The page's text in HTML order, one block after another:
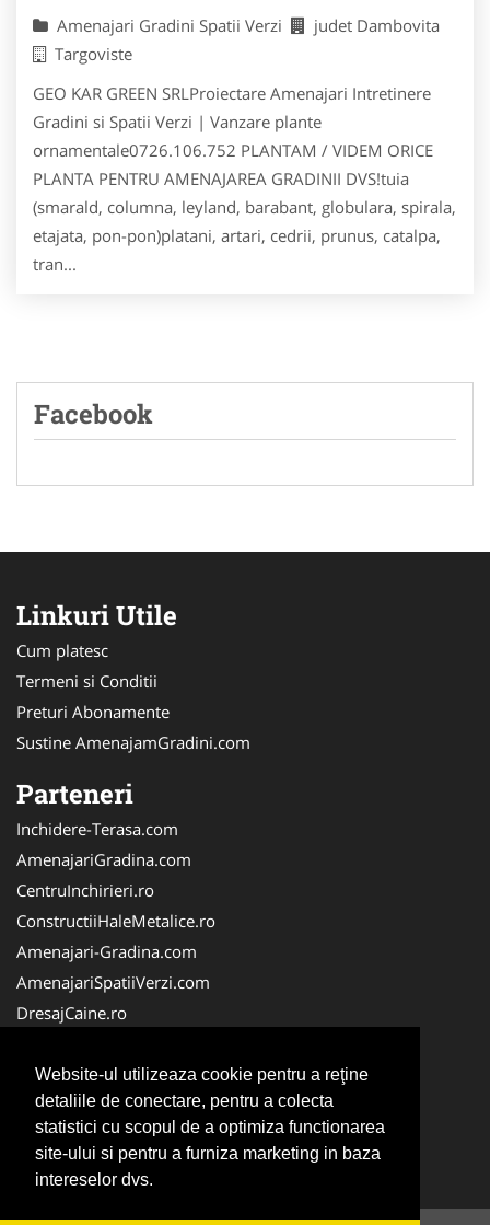
Website-ul utilizeaza cookie pentru a reţine
detaliile de conectare, pentru a colecta
statistici cu scopul de a optimiza functionarea
site-ului si pentru a furniza marketing in baza
intereselor dvs.
Amenajari Gradini Spatii Verzi
judet Dambovita
Targoviste
GEO KAR GREEN SRLProiectare Amenajari Intretinere
Gradini si Spatii Verzi | Vanzare plante
ornamentale0726.106.752 PLANTAM / VIDEM ORICE
PLANTA PENTRU AMENAJAREA GRADINII DVS!tuia
(smarald, columna, leyland, barabant, globulara, spirala,
etajata, pon-pon)platani, artari, cedrii, prunus, catalpa,
tran...
Facebook
Linkuri Utile
Cum platesc
Termeni si Conditii
Preturi Abonamente
Sustine AmenajamGradini.com
Parteneri
Inchidere-Terasa.com
AmenajariGradina.com
CentruInchirieri.ro
ConstructiiHaleMetalice.ro
Amenajari-Gradina.com
AmenajariSpatiiVerzi.com
DresajCaine.ro
Alpinist-Utilitar.com
CuratenieSpatiiComerciale.ro
IntretinereGradini.com
Service-Reparatii.com